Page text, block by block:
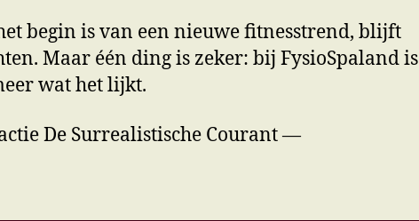
begin is van een nieuwe fitnesstrend, blijft
Maar één ding is zeker: bij FysioSpaland is
wat het lijkt.
De Surrealistische Courant —